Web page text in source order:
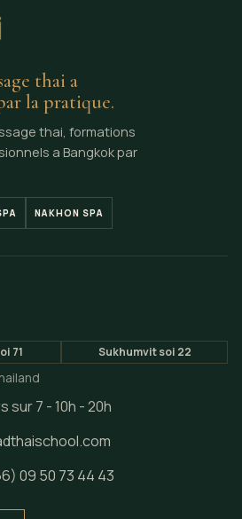
thai a
la pratique.
thai, formations
a Bangkok par
NAKHON SPA
71 Sukhumvit soi 22
sur 7 - 10h - 20h
09 50 73 44 43